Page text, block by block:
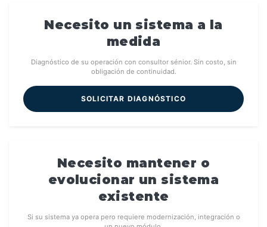
Necesito un sistema a la
medida
Diagnóstico de su operación con consultor sénior. Sin costo, sin
obligación de continuidad.
SOLICITAR DIAGNÓSTICO
Necesito mantener o
evolucionar un sistema
existente
Si su sistema ya opera pero requiere modernización, integración o